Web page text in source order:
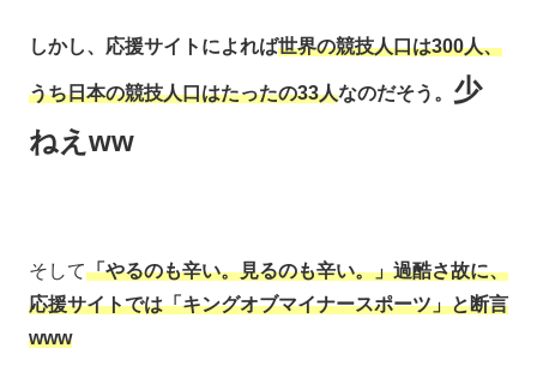
しかし、応援サイトによれば世界の競技人口は300人、
うち日本の競技人口はたったの33人なのだそう。 少
ねえww
そして「やるのも辛い。見るのも辛い。」過酷さ故に、
応援サイトでは「キングオブマイナースポーツ」と断言
www